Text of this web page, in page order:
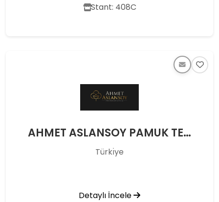
Stant: 408C
AHMET ASLANSOY PAMUK TEKSTİL SAN. VE TİC.A.Ş.
Türkı̇ye
Detaylı İncele